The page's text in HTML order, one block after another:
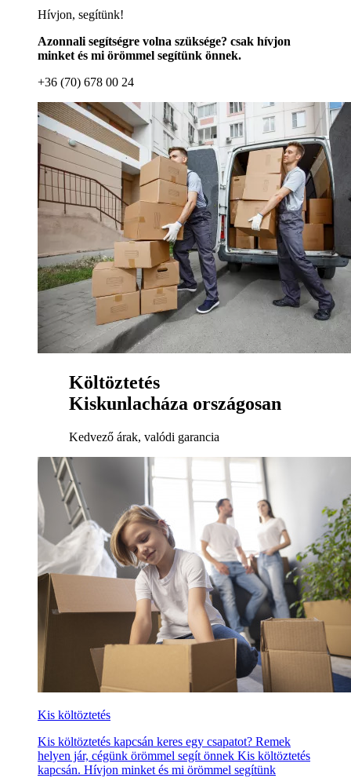
Hívjon, segítünk!
Azonnali segítségre volna szüksége? csak hívjon
minket és mi örömmel segítünk önnek.
+36 (70) 678 00 24
Költöztetés
Kiskunlacháza országosan
Kedvező árak, valódi garancia
Kis költöztetés
Kis költöztetés kapcsán keres egy csapatot? Remek
helyen jár, cégünk örömmel segít önnek Kis költöztetés
kapcsán. Hívjon minket és mi örömmel segítünk